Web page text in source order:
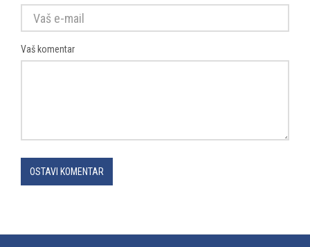
Vaš komentar
OSTAVI KOMENTAR